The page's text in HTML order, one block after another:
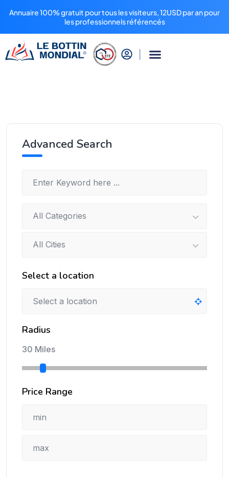
Annuaire 100% gratuit pour tous les visiteurs, 12USD par an pour
les professionnels référencés
Advanced Search
All Categories
All Cities
Select a location
Radius
30 Miles
Price Range